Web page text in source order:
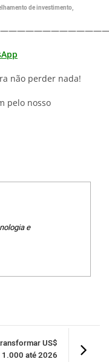
de investimento,
não perder nada!
pelo nosso
e
US$
1.000 até 2026